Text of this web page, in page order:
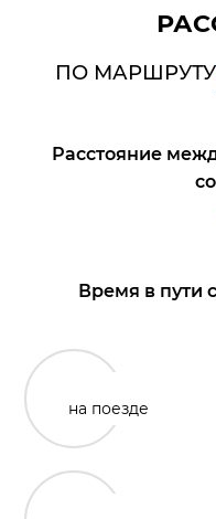
ПО МАРШРУТУ
Расстояние
Время в пути
на поезде